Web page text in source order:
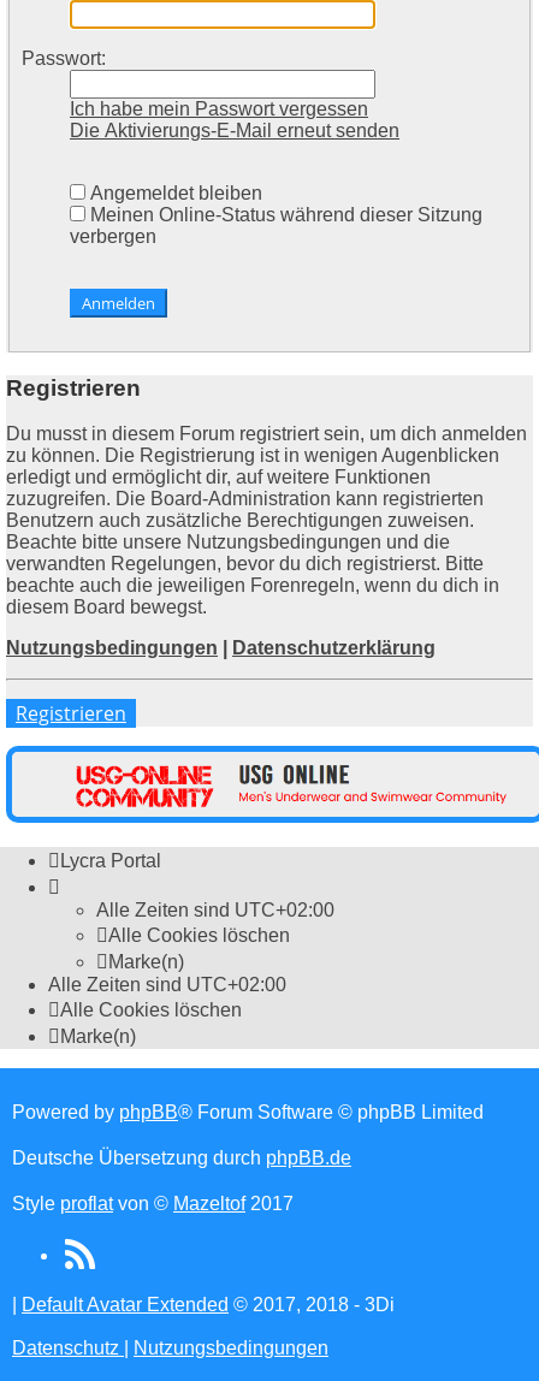
Passwort:
Ich habe mein Passwort vergessen
Die Aktivierungs-E-Mail erneut senden
Angemeldet bleiben
Meinen Online-Status während dieser Sitzung
verbergen
Registrieren
Du musst in diesem Forum registriert sein, um dich anmelden
zu können. Die Registrierung ist in wenigen Augenblicken
erledigt und ermöglicht dir, auf weitere Funktionen
zuzugreifen. Die Board-Administration kann registrierten
Benutzern auch zusätzliche Berechtigungen zuweisen.
Beachte bitte unsere Nutzungsbedingungen und die
verwandten Regelungen, bevor du dich registrierst. Bitte
beachte auch die jeweiligen Forenregeln, wenn du dich in
diesem Board bewegst.
Nutzungsbedingungen
Datenschutzerklärung
Registrieren
Lycra Portal
Alle Zeiten sind UTC+02:00
Alle Cookies löschen
Marke(n)
Alle Zeiten sind UTC+02:00
Alle Cookies löschen
Marke(n)
Powered by phpBB® Forum Software © phpBB Limited
Deutsche Übersetzung durch phpBB.de
Style proflatvon © Mazeltof2017
RSS
(Opens
Default Avatar Extended © 2017, 2018 - 3Di
Datenschutz Nutzungsbedingungen